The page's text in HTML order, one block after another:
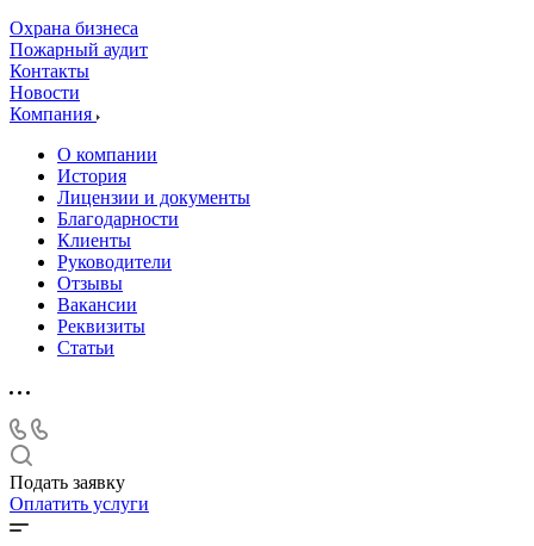
Охрана бизнеса
Пожарный аудит
Контакты
Новости
Компания
О компании
История
Лицензии и документы
Благодарности
Клиенты
Руководители
Отзывы
Вакансии
Реквизиты
Статьи
Подать заявку
Оплатить услуги